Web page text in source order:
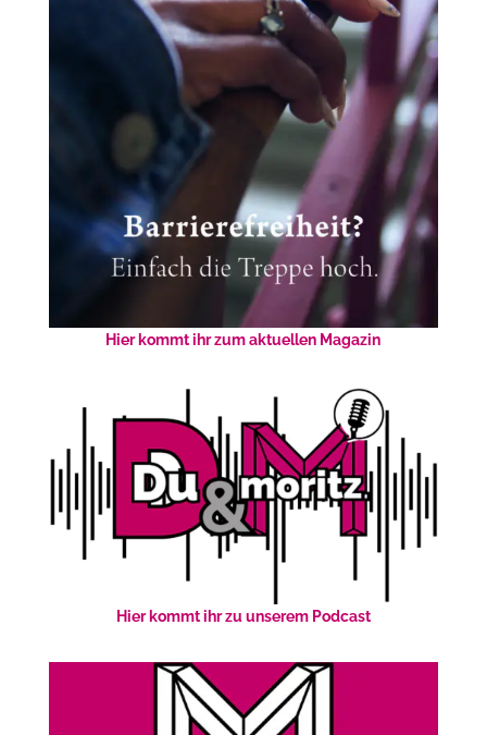
Hier kommt ihr zum aktuellen Magazin
Hier kommt ihr zu unserem Podcast